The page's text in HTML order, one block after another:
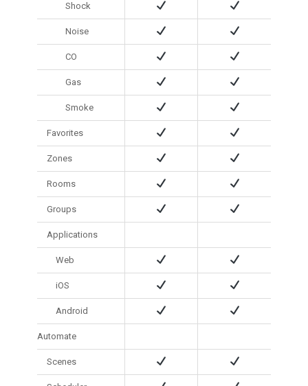
Shock
Noise
CO
Gas
Smoke
Favorites
Zones
Rooms
Groups
Applications
Web
iOS
Android
Automate
Scenes